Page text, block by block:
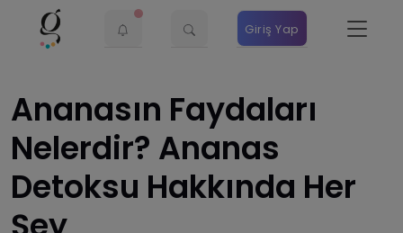
Giriş Yap
Ananasın Faydaları
Nelerdir? Ananas
Detoksu Hakkında Her